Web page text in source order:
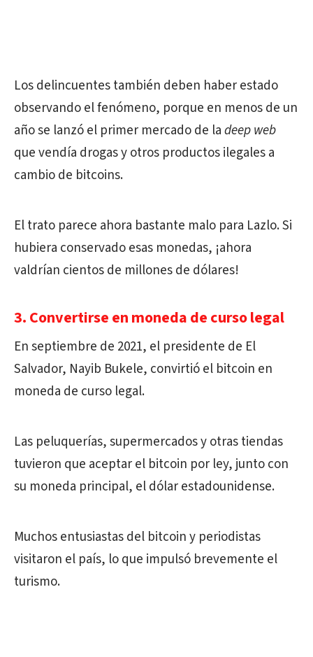
Los delincuentes también deben haber estado
observando el fenómeno, porque en menos de un
año se lanzó el primer mercado de ladeep web
que vendía drogas y otros productos ilegales a
cambio de bitcoins.
El trato parece ahora bastante malo para Lazlo. Si
hubiera conservado esas monedas, ¡ahora
valdrían cientos de millones de dólares!
3. Convertirse en moneda de curso legal
En septiembre de 2021, el presidente de El
Salvador, Nayib Bukele, convirtió el bitcoin en
moneda de curso legal.
Las peluquerías, supermercados y otras tiendas
tuvieron que aceptar el bitcoin por ley, junto con
su moneda principal, el dólar estadounidense.
Muchos entusiastas del bitcoin y periodistas
visitaron el país, lo que impulsó brevemente el
turismo.